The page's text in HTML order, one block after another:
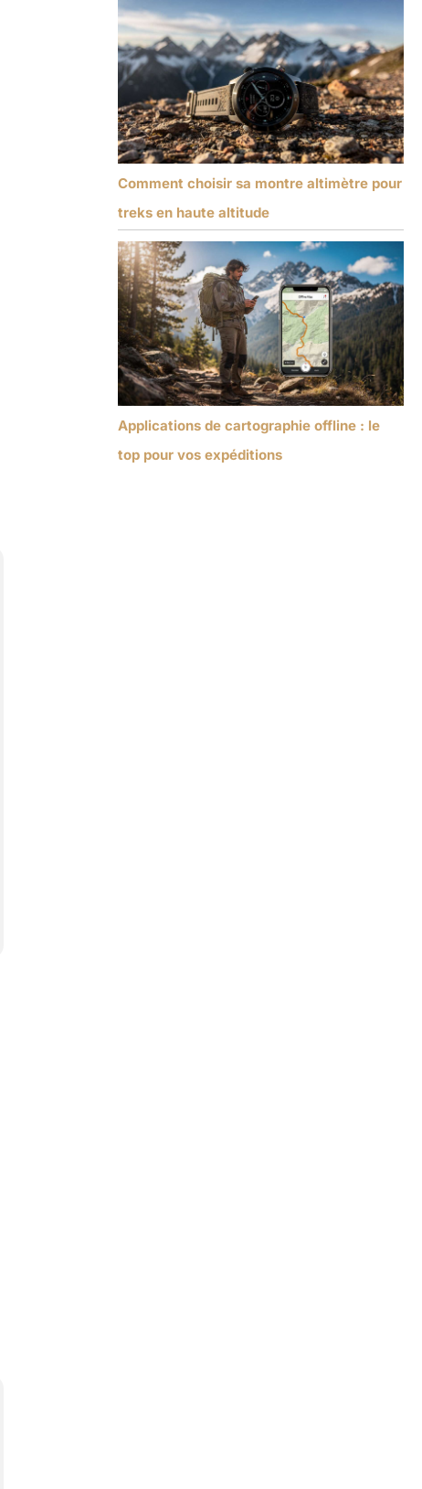
Comment choisir sa montre altimètre pour
treks en haute altitude
Applications de cartographie offline : le
top pour vos expéditions